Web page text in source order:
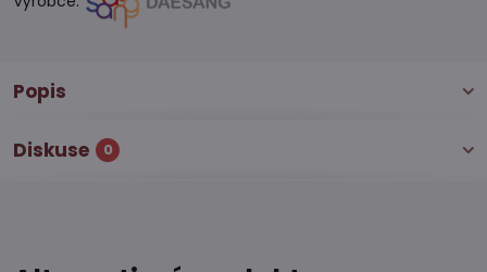
Popis
Diskuse 0